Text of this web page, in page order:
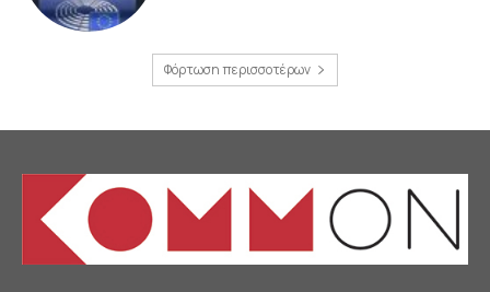
Φόρτωση περισσοτέρων